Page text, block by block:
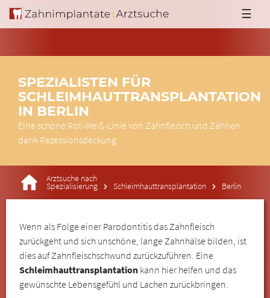
'; }else{ echo ' '; } ?> ☰
SPEZIALISTEN FÜR
SCHLEIMHAUTTRANSPLANTATION
IN BERLIN
Eine schöne Rot-Weiß-Linie von Zahnfleisch und Zähnen
dank Rezessionsdeckung
Arztsuche nach
Spezialisierung Schleimhauttransplantation Berlin
Wenn als Folge einer Parodontitis das Zahnfleisch
zurückgeht und sich unschöne, lange Zahnhälse bilden, ist
dies auf Zahnfleischschwund zurückzuführen. Eine
Schleimhauttransplantation kann hier helfen und das
gewünschte Lebensgefühl und Lachen zurückbringen.